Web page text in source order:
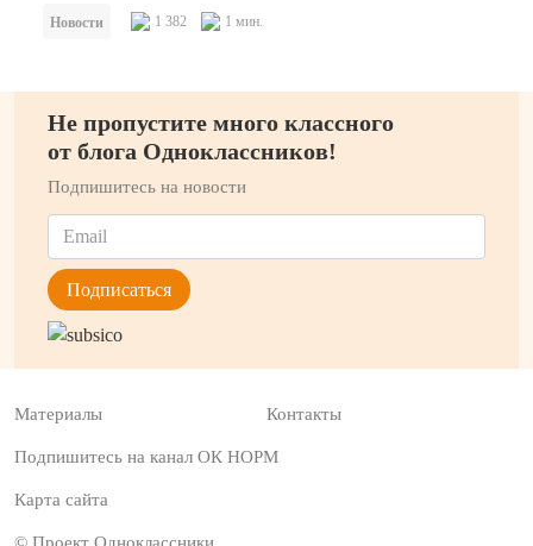
Новости 1 382 1 мин.
Не пропустите много классного
от блога Одноклассников!
Подпишитесь на новости
Материалы Контакты
Подпишитесь на канал ОК НОРМ
Карта сайта